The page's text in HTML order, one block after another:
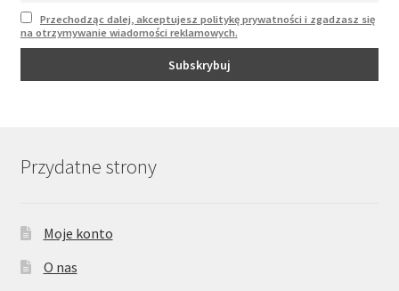
Przechodząc dalej, akceptujesz politykę prywatności i zgadzasz się
na otrzymywanie wiadomości reklamowych.
Przydatne strony
Moje konto
O nas